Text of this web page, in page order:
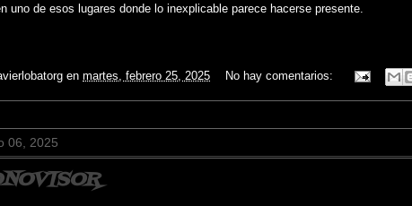
uno de esos lugares donde lo inexplicable parece hacerse presente.
en martes, febrero 25, 2025 No hay comentarios:
06, 2025